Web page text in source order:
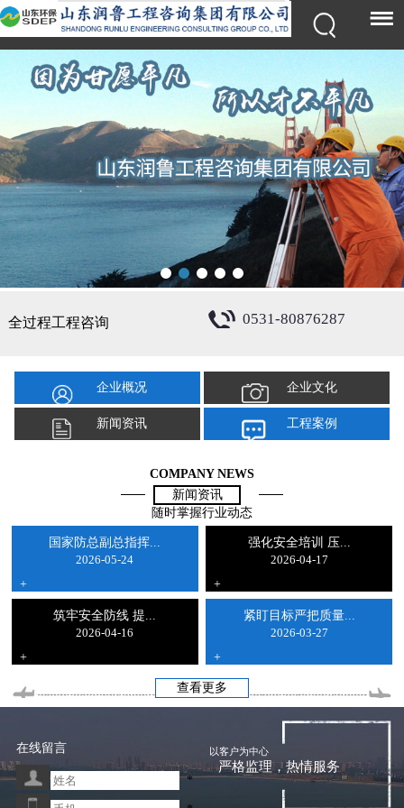
全过程工程咨询 0531-80876287
企业概况 企业文化
新闻资讯 工程案例
COMPANY NEWS
新闻资讯
随时掌握行业动态
国家防总副总指挥...
2026-05-24
+
强化安全培训 压...
2026-04-17
+
筑牢安全防线 提...
2026-04-16
+
紧盯目标严把质量...
2026-03-27
+
查看更多
在线留言
*
以客户为中心
严格监理，热情服务